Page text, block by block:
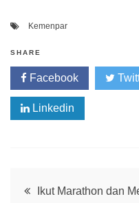
Kemenpar
SHARE
Facebook
Linkedin
PostIkut Marathon dan